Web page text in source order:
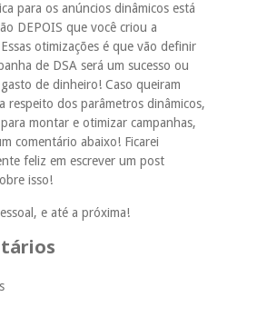
para os anúncios dinâmicos está
DEPOIS que você criou a
otimizações é que vão definir
de DSA será um sucesso ou
de dinheiro! Caso queiram
respeito dos parâmetros dinâmicos,
montar e otimizar campanhas,
comentário abaixo! Ficarei
feliz em escrever um post
isso!
e até a próxima!